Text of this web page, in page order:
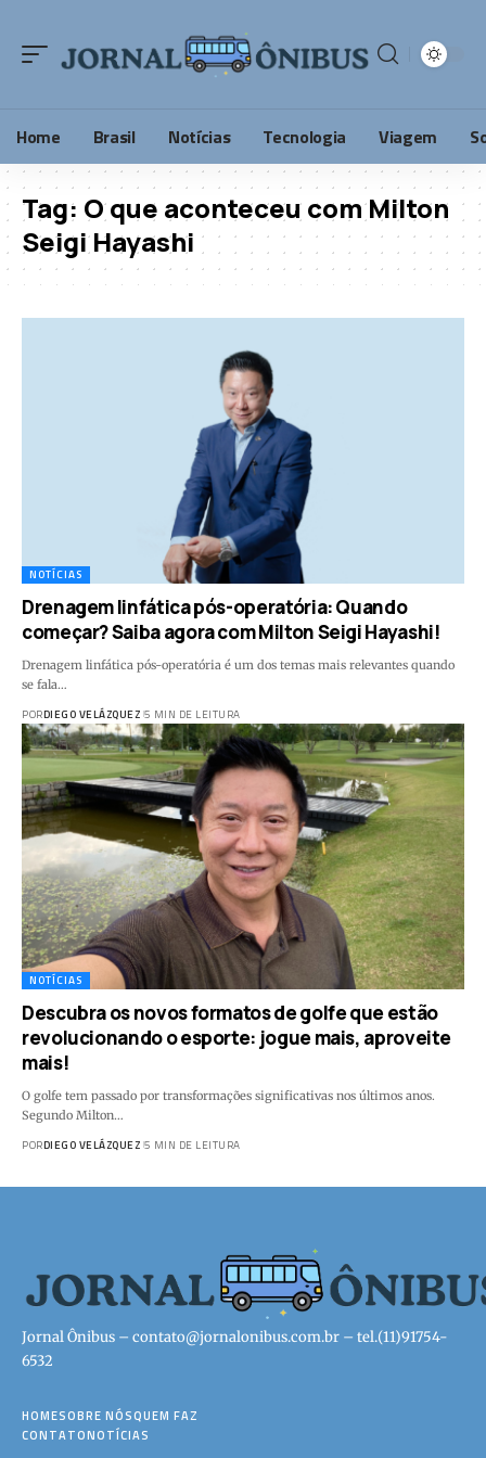
Home Brasil Notícias Tecnologia Viagem
Tag: O que aconteceu com Milton
Seigi Hayashi
NOTÍCIAS
Drenagem linfática pós-operatória: Quando
começar? Saiba agora com Milton Seigi Hayashi!
Drenagem linfática pós-operatória é um dos temas mais relevantes quando
se fala…
PORDIEGO VELÁZQUEZ 5 MIN DE LEITURA
NOTÍCIAS
Descubra os novos formatos de golfe que estão
revolucionando o esporte: jogue mais, aproveite
mais!
O golfe tem passado por transformações significativas nos últimos anos.
Segundo Milton…
PORDIEGO VELÁZQUEZ 5 MIN DE LEITURA
Jornal Ônibus – contato@jornalonibus.com.br – tel.(11)91754-
6532
HOMESOBRE NÓSQUEM FAZ
CONTATONOTÍCIAS